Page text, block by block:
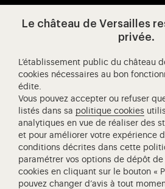
Visitez notre
Visitez notre
Visitez
L'Opéra royal de Versailles
Centre de recherche du château de
Centre de Musique Baroque de
Réseau des Résidences Royales
Société des Amis de Versailles
Le château de Versailles
privée.
L’établissement public du château
cookies nécessaires au bon
édite.
Vous pouvez accepter ou refuser
listés dans sa politique cookies
analytiques en vue de réaliser des
et pour améliorer votre expérience
conditions décrites dans cette
paramétrer vos options de dépôt de
cookies en cliquant sur le bouton «
pouvez changer d’avis à tout